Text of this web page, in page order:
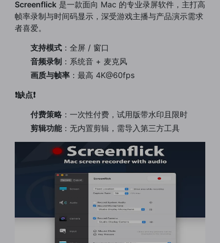
Screenflick 是一款面向 Mac 的专业录屏软件，主打高
帧率录制与时间码显示，深受游戏主播与产品演示需求
者喜爱。
支持模式 ：全屏 / 窗口
音频录制 ：系统音 + 麦克风
画质与帧率 ：最高 4K@60fps
❗缺点❗
付费策略 ：一次性付费，试用版带水印且限时
剪辑功能：无内置剪辑，需导入第三方工具